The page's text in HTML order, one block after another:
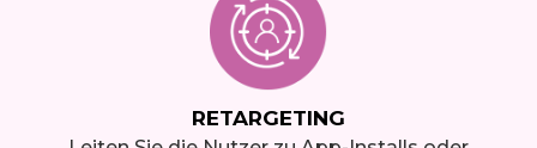
RETARGETING